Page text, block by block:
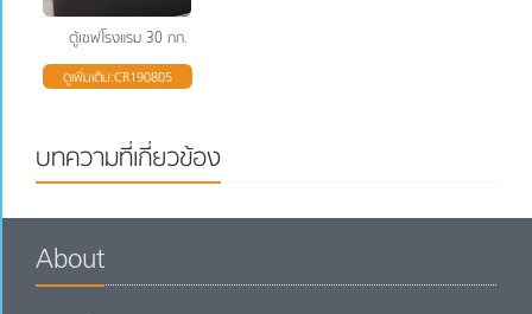
ตู้เซฟโรงแรม 30 กก. ระบบล็อคของญี่ปุ่น
ดูเพิ่มเติม:CR190805
บทความที่เกี่ยวข้อง
About